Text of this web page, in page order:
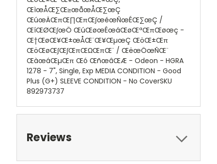
ŒìœÅŒ∑Œ≥œåœÅŒ∑œÇ
ŒúœÄŒπŒ∏ŒπŒ∫œéœÑœÉŒ∑œÇ /
ŒíŒØŒ∫œÖ ŒúŒøœÉœáŒøŒªŒπŒøœç -
Œ†ŒøŒ¥Œ±œÅŒ¨Œ¥ŒµœÇ ŒöŒ±Œπ
ŒöŒøŒ∫Œ∫ŒπŒΩŒπŒ¨ / ŒëœÖœÑŒ¨
ŒàœáŒµŒπ Œó ŒñœâŒÆ - Odeon - HGRA
1278 - 7", Single, Exp MEDIA CONDITION - Good
Plus (G+) SLEEVE CONDITION - No CoverSKU
892973737
Reviews